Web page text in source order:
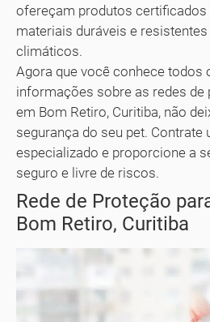
ofereçam produtos
materiais duráveis e
climáticos.
Agora que você conhece todos
informações sobre as redes de
em Bom Retiro, Curitiba, não
segurança do seu pet. Contrate
especializado e proporcione a
seguro e livre de riscos.
Rede de Proteção
Bom Retiro, Curitiba